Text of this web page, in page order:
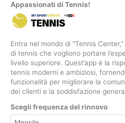
Appassionati di Tennis!
Entra nel mondo di “Tennis
di tennis che vogliono portare
livello superiore. Quest’app è la
tennis moderni e ambiziosi,
funzionalità per migliorare la
dei clienti e la soddisfazione
Scegli frequenza del rinnovo